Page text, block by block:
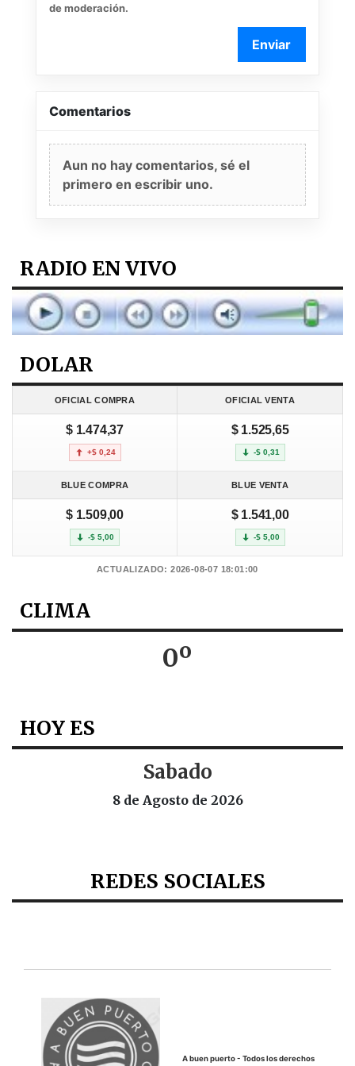
de moderación.
Enviar
Comentarios
Aun no hay comentarios, sé el
primero en escribir uno.
RADIO EN VIVO
DOLAR
OFICIAL COMPRA OFICIAL VENTA
$ 1.474,37
+$ 0,24
$ 1.525,65
-$ 0,31
BLUE COMPRA BLUE VENTA
$ 1.509,00
-$ 5,00
$ 1.541,00
-$ 5,00
ACTUALIZADO: 2026-08-07 18:01:00
CLIMA
0º
HOY ES
Sabado
8 de Agosto de 2026
REDES SOCIALES
A buen puerto - Todos los derechos